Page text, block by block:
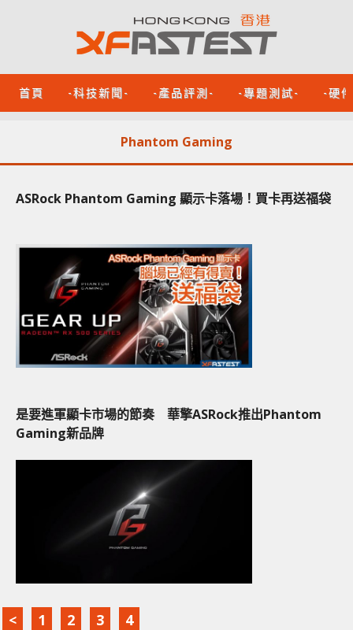
首頁 -科技新聞- -產品評測- -專題測試- -硬
Phantom Gaming
ASRock Phantom Gaming 顯示卡落場！買卡再送福袋
是要進軍顯卡市場的節奏 華擎ASRock推出Phantom
Gaming新品牌
< 1 2 3 4